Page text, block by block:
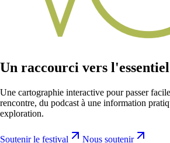
Un raccourci vers
Une cartographie interactive pour passer
rencontre, du podcast à une information
exploration.
Soutenir le festival Nous soutenir